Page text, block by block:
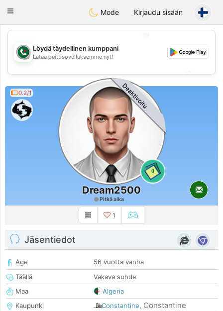
Weshrak
Toggle
Mode Kirjaudu sisään
💖
💕
Löydä täydellinen kumppani
Lataa deittisovelluksemme nyt!
0.2/1
0
Deaktivoitu
Dream2500
Pitkä aika
1
Jäsentiedot
Age
56 vuotta vanha
Täällä
Vakava suhde
Maa
Algeria
Kaupunki
Constantine, Constantine